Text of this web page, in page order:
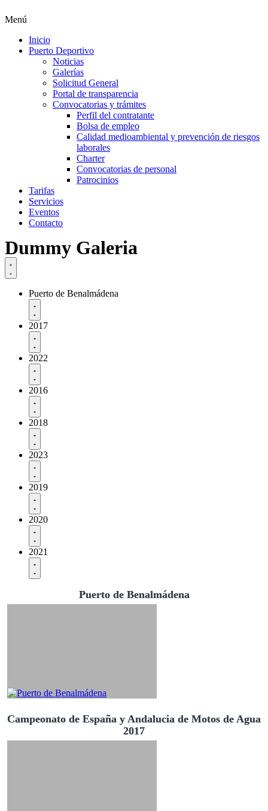
Menú
Inicio
Puerto Deportivo
Noticias
Galerías
Solicitud General
Portal de transparencia
Convocatorias y trámites
Perfil del contratante
Bolsa de empleo
Calidad medioambiental y prevención de riesgos
laborales
Charter
Convocatorias de personal
Patrocinios
Tarifas
Servicios
Eventos
Contacto
Dummy Galeria
Puerto de Benalmádena
2017
2022
2016
2018
2023
2019
2020
2021
Puerto de Benalmádena
Campeonato de España y Andalucia de Motos de Agua
2017